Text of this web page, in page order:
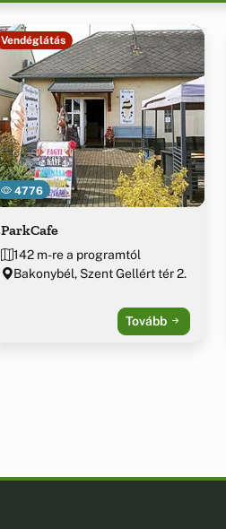
4776
Vendéglátás
ParkCafe
142 m-re a programtól
Bakonybél, Szent Gellért tér 2.
Tovább